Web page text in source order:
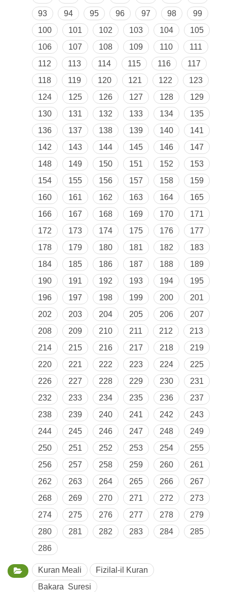
93
94 95 96 97 98
99
100
101 102 103 104
105
106
107 108 109 110
111
112
113 114 115 116
117
118
119 120 121 122
123
124
125 126 127 128
129
130
131 132 133 134
135
136
137 138 139 140
141
142
143 144 145 146
147
148
149 150 151 152
153
154
155 156 157 158
159
160
161 162 163 164
165
166
167 168 169 170
171
172
173 174 175 176
177
178
179 180 181 182
183
184
185 186 187 188
189
190
191 192 193 194
195
196
197 198 199 200
201
202
203 204 205 206
207
208
209 210 211 212
213
214
215 216 217 218
219
220
221 222 223 224
225
226
227 228 229 230
231
232
233 234 235 236
237
238
239 240 241 242
243
244
245 246 247 248
249
250
251 252 253 254
255
256
257 258 259 260
261
262
263 264 265 266
267
268
269 270 271 272
273
274
275 276 277 278
279
280
281 282 283 284
285
286
Kuran Meali
Fizilal-il Kuran
Bakara Suresi